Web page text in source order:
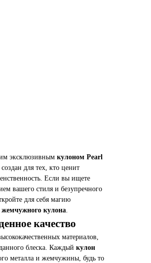
эксклюзивным кулоном Pearl
для тех, кто ценит
Если вы ищете
вашего стиля и безупречного
для себя магию
жемчужного кулона.
качество
материалов,
блеска. Каждый кулон
металла и жемчужины, будь то